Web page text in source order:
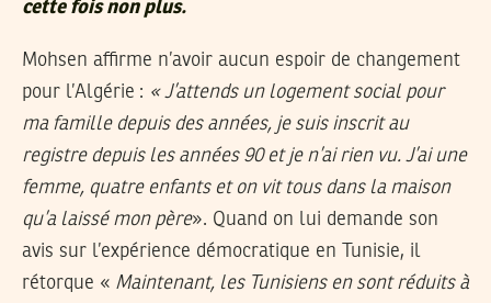
cette fois non plus.
Mohsen affirme n’avoir aucun espoir de changement
pour l’Algérie : « J’attends un logement social pour
ma famille depuis des années, je suis inscrit au
registre depuis les années 90 et je n’ai rien vu. J’ai une
femme, quatre enfants et on vit tous dans la maison
qu’a laissé mon père». Quand on lui demande son
avis sur l’expérience démocratique en Tunisie, il
rétorque « Maintenant, les Tunisiens en sont réduits à